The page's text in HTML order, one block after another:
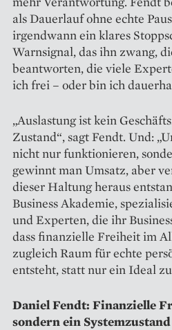
als Dauerlauf ohne echte
irgendwann ein klares
Warnsignal, das ihn zwang,
beantworten, die viele
ich frei – oder bin ich
„Auslastung ist kein
Zustand“, sagt Fendt. Und:
nicht nur funktionieren,
gewinnt man Umsatz, aber
dieser Haltung heraus
Business Akademie,
und Experten, die ihr
dass finanzielle Freiheit im
zugleich Raum für echte
entsteht, statt nur ein Ideal
Daniel Fendt: Finanzielle
sondern ein Systemzustand